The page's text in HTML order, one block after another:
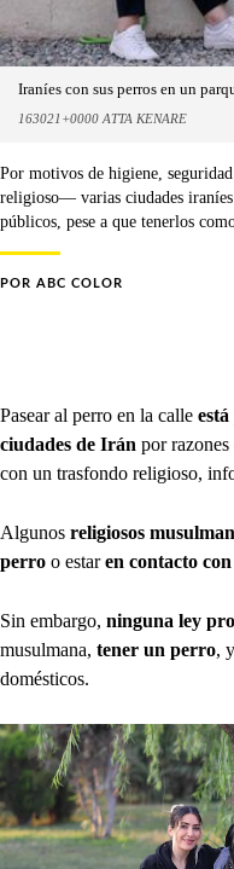
Iraníes con sus perros en un
163021+0000 ATTA KENARE
Por motivos de higiene,
religioso— varias ciudades iraníes
públicos, pese a que tenerlos
POR ABC COLOR
Pasear al perro en la calle
ciudades de Irán por
con un trasfondo religioso,
Algunos religiosos
perro o estaren contacto
Sin embargo, ninguna ley
musulmana, tener un perro,
domésticos.